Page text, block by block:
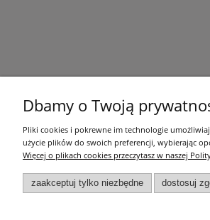
Pomoc
Regulamin sklepu
Dbamy o Twoją
Pliki cookies i pokrewne im technologie
użycie plików do swoich preferencji, wybierając
Więcej o plikach cookies przeczytasz w naszej
zaakceptuj tylko niezbędne dostosuj